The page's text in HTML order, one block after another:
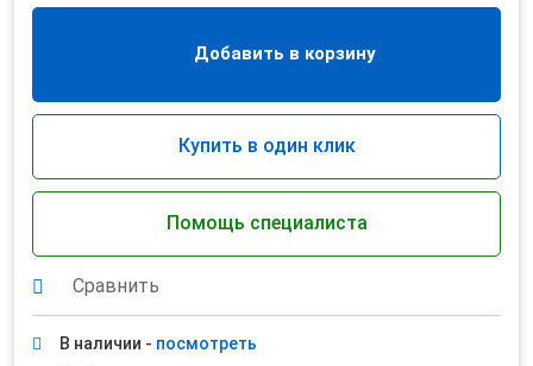
Добавить в корзину
Купить в один клик
Помощь специалиста
Сравнить
В наличии - посмотреть